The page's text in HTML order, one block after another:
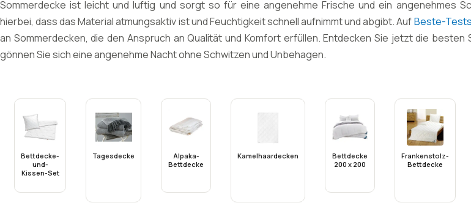
Sommerdecke ist leicht und luftig und sorgt so für eine angenehme Frische und ein angenehmes
hierbei, dass das Material atmungsaktiv ist und Feuchtigkeit schnell aufnimmt und abgibt. AufBeste-
an Sommerdecken, die den Anspruch an Qualität und Komfort erfüllen. Entdecken Sie jetzt die besten
gönnen Sie sich eine angenehme Nacht ohne Schwitzen und Unbehagen.
Bettdecke-
und-
Kissen-Set
Tagesdecke
Alpaka-
Bettdecke
Kamelhaardecken
Bettdecke
200 x 200
Frankenstolz-
Bettdecke